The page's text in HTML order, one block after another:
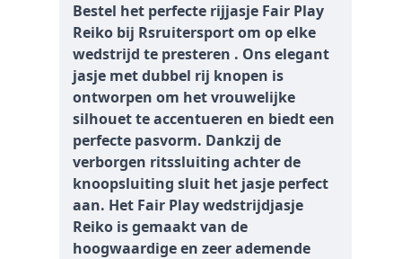
Bestel het perfecte rijjasje Fair Play
Reiko bij Rsruitersport om op elke
wedstrijd te presteren . Ons elegant
jasje met dubbel rij knopen is
ontworpen om het vrouwelijke
silhouet te accentueren en biedt een
perfecte pasvorm. Dankzij de
verborgen ritssluiting achter de
knoopsluiting sluit het jasje perfect
aan. Het Fair Play wedstrijdjasje
Reiko is gemaakt van de
hoogwaardige en zeer ademende